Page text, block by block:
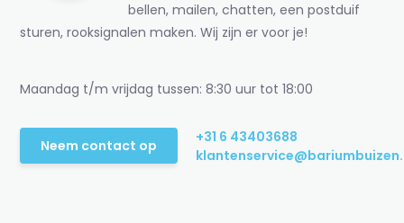
bellen, mailen, chatten, een postduif
sturen, rooksignalen maken. Wij zijn er voor je!
Maandag t/m vrijdag tussen: 8:30 uur tot 18:00
Neem contact op
+31 6 43403688